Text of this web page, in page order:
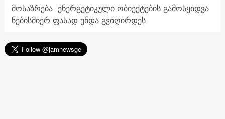
მოსაზრება: ენერგეტიკული ობიექტების გამოსყიდვა
ნებისმიერ ფასად უნდა გვიღირდეს